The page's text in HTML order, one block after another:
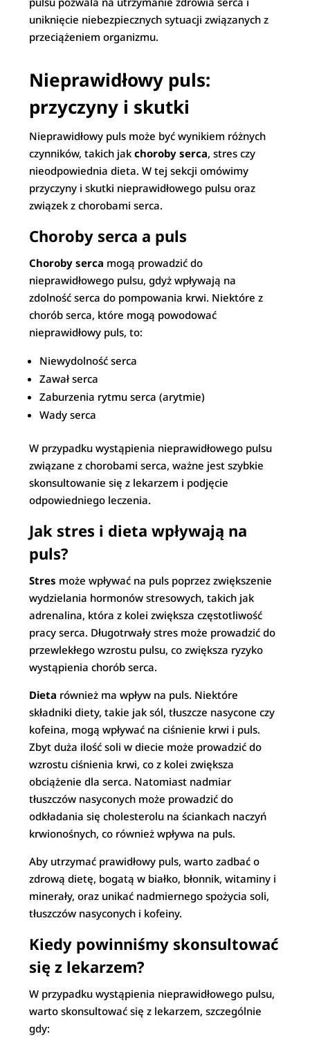
uniknięcie niebezpiecznych sytuacji związanych z
przeciążeniem organizmu.
Nieprawidłowy puls:
przyczyny i skutki
Nieprawidłowy puls może być wynikiem różnych
czynników, takich jakchoroby serca, stres czy
nieodpowiednia dieta. W tej sekcji omówimy
przyczyny i skutki nieprawidłowego pulsu oraz
związek z chorobami serca.
Choroby serca a puls
Choroby serca mogą prowadzić do
nieprawidłowego pulsu, gdyż wpływają na
zdolność serca do pompowania krwi. Niektóre z
chorób serca, które mogą powodować
nieprawidłowy puls, to:
Niewydolność serca
Zawał serca
Zaburzenia rytmu serca (arytmie)
Wady serca
W przypadku wystąpienia nieprawidłowego pulsu
związane z chorobami serca, ważne jest szybkie
skonsultowanie się z lekarzem i podjęcie
odpowiedniego leczenia.
Jak stres i dieta wpływają na
puls?
Stres może wpływać na puls poprzez zwiększenie
wydzielania hormonów stresowych, takich jak
adrenalina, która z kolei zwiększa częstotliwość
pracy serca. Długotrwały stres może prowadzić do
przewlekłego wzrostu pulsu, co zwiększa ryzyko
wystąpienia chorób serca.
Dieta również ma wpływ na puls. Niektóre
składniki diety, takie jak sól, tłuszcze nasycone czy
kofeina, mogą wpływać na ciśnienie krwi i puls.
Zbyt duża ilość soli w diecie może prowadzić do
wzrostu ciśnienia krwi, co z kolei zwiększa
obciążenie dla serca. Natomiast nadmiar
tłuszczów nasyconych może prowadzić do
odkładania się cholesterolu na ściankach naczyń
krwionośnych, co również wpływa na puls.
Aby utrzymać prawidłowy puls, warto zadbać o
zdrową dietę, bogatą w białko, błonnik, witaminy i
minerały, oraz unikać nadmiernego spożycia soli,
tłuszczów nasyconych i kofeiny.
Kiedy powinniśmy skonsultować
się z lekarzem?
W przypadku wystąpienia nieprawidłowego pulsu,
warto skonsultować się z lekarzem, szczególnie
gdy: